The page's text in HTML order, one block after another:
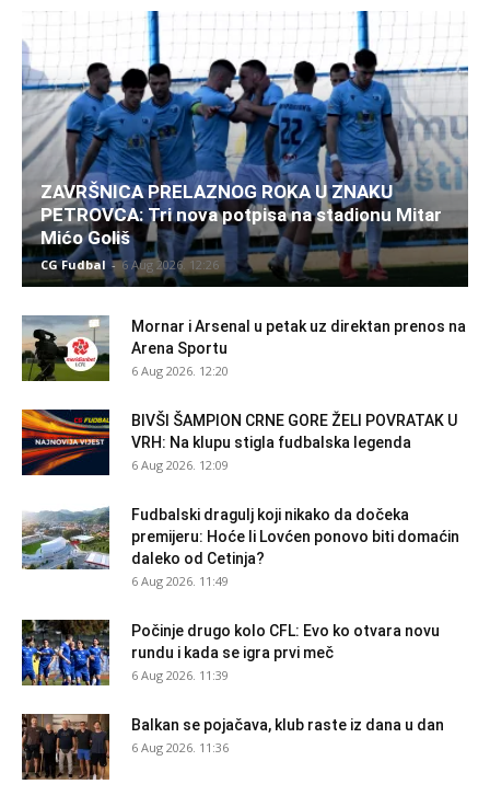
ZAVRŠNICA PRELAZNOG ROKA U ZNAKU
PETROVCA: Tri nova potpisa na stadionu Mitar
Mićo Goliš
CG Fudbal - 6 Aug 2026. 12:26
Mornar i Arsenal u petak uz direktan prenos na
Arena Sportu
6 Aug 2026. 12:20
BIVŠI ŠAMPION CRNE GORE ŽELI POVRATAK U
VRH: Na klupu stigla fudbalska legenda
6 Aug 2026. 12:09
Fudbalski dragulj koji nikako da dočeka
premijeru: Hoće li Lovćen ponovo biti domaćin
daleko od Cetinja?
6 Aug 2026. 11:49
Počinje drugo kolo CFL: Evo ko otvara novu
rundu i kada se igra prvi meč
6 Aug 2026. 11:39
Balkan se pojačava, klub raste iz dana u dan
6 Aug 2026. 11:36